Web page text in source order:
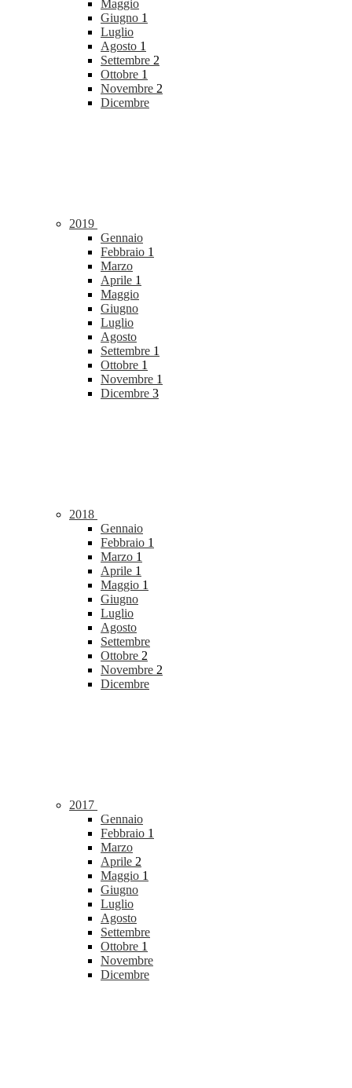
Maggio
Giugno 1
Luglio
Agosto 1
Settembre 2
Ottobre 1
Novembre 2
Dicembre
2019
Gennaio
Febbraio 1
Marzo
Aprile 1
Maggio
Giugno
Luglio
Agosto
Settembre 1
Ottobre 1
Novembre 1
Dicembre 3
2018
Gennaio
Febbraio 1
Marzo 1
Aprile 1
Maggio 1
Giugno
Luglio
Agosto
Settembre
Ottobre 2
Novembre 2
Dicembre
2017
Gennaio
Febbraio 1
Marzo
Aprile 2
Maggio 1
Giugno
Luglio
Agosto
Settembre
Ottobre 1
Novembre
Dicembre